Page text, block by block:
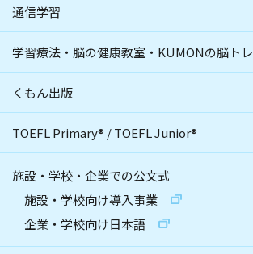
通信学習
学習療法・脳の健康教室・KUMONの脳トレ
くもん出版
TOEFL Primary® /TOEFL Junior®
施設・学校・企業での公文式
施設・学校向け導入事業
企業・学校向け日本語